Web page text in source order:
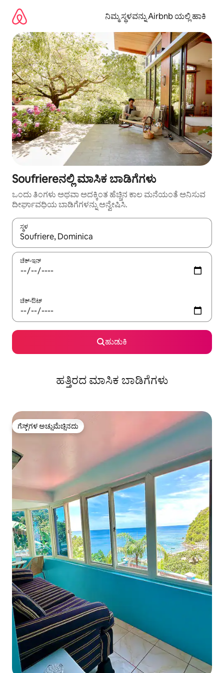
ಹೋಗಿ
ನಿಮ್ಮ ಸ್ಥಳವನ್ನು Airbnb ಯಲ್ಲಿ ಹಾಕಿ
Soufriereನಲ್ಲಿ ಮಾಸಿಕ ಬಾಡಿಗೆಗಳು
ಒಂದು ತಿಂಗಳು ಅಥವಾ ಅದಕ್ಕಿಂತ ಹೆಚ್ಚಿನ ಕಾಲ ಮನೆಯಂತೆ ಅನಿಸುವ
ದೀರ್ಘಾವಧಿಯ ಬಾಡಿಗೆಗಳನ್ನು ಅನ್ವೇಷಿಸಿ.
ಸ್ಥಳ
ಫಲಿತಾಂಶಗಳು ಲಭ್ಯವಿರುವಾಗ, ಅಪ್ ಮತ್ತು ಡೌನ್ ಬಾಣದ ಕೀಲಿಗಳೊಂದಿಗೆ
ಚೆಕ್-ಇನ್
ಚೆಕ್-ಔಟ್
ಹುಡುಕಿ
ಹತ್ತಿರದ ಮಾಸಿಕ ಬಾಡಿಗೆಗಳು
ಗೆಸ್ಟ್‌ಗಳ ಅಚ್ಚುಮೆಚ್ಚಿನದು
ಗೆಸ್ಟ್‌ಗಳ ಅಚ್ಚುಮೆಚ್ಚಿನದು